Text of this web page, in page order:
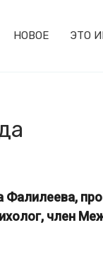
НОВОЕ ЭТО
Фалилеева,
член